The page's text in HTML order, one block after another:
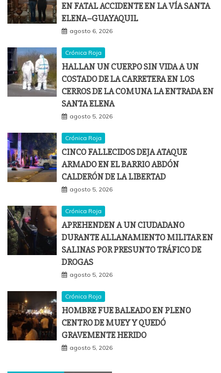
EN FATAL ACCIDENTE EN LA VÍA SANTA
ELENA–GUAYAQUIL
agosto 6, 2026
Crónica Roja
HALLAN UN CUERPO SIN VIDA A UN
COSTADO DE LA CARRETERA EN LOS
CERROS DE LA COMUNA LA ENTRADA EN
SANTA ELENA
agosto 5, 2026
Crónica Roja
CINCO FALLECIDOS DEJA ATAQUE
ARMADO EN EL BARRIO ABDÓN
CALDERÓN DE LA LIBERTAD
agosto 5, 2026
Crónica Roja
APREHENDEN A UN CIUDADANO
DURANTE ALLANAMIENTO MILITAR EN
SALINAS POR PRESUNTO TRÁFICO DE
DROGAS
agosto 5, 2026
Crónica Roja
HOMBRE FUE BALEADO EN PLENO
CENTRO DE MUEY Y QUEDÓ
GRAVEMENTE HERIDO
agosto 5, 2026